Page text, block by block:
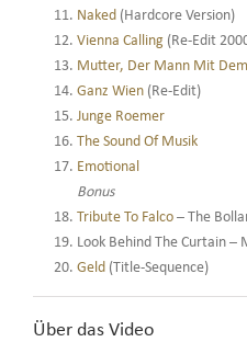
Naked (Hardcore Version)
Vienna Calling(Re-Edit
Mutter, Der Mann Mit Dem
Ganz Wien(Re-Edit)
Junge Roemer
The Sound Of Musik
Emotional
Bonus
Tribute To Falco– The
Look Behind The Curtain –
Geld (Title-Sequence)
Über das Video